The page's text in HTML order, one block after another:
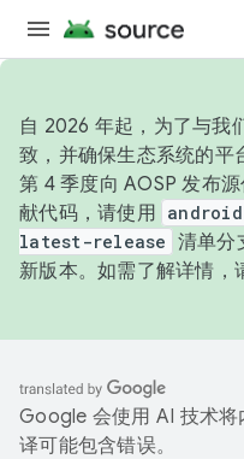
自 2026 年起，为了与我
致，并确保生态系统的平
第 4 季度向 AOSP 发布
献代码，请使用
latest-release 清单分
新版本。如需了解详情，
Google 会使用 AI 技术
译可能包含错误。